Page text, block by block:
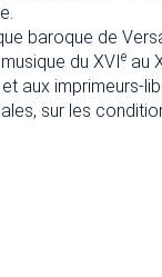
baroque de
du XVIeau
aux imprimeurs-
sur les